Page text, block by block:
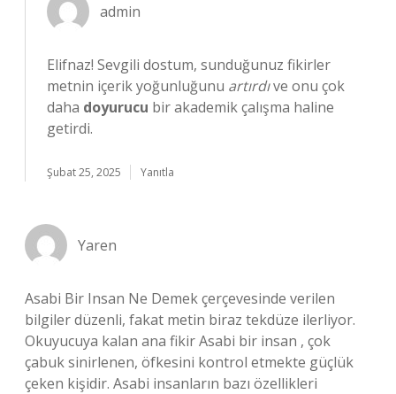
admin
Elifnaz! Sevgili dostum, sunduğunuz fikirler
metnin içerik yoğunluğunu artırdıve onu çok
daha doyurucu bir akademik çalışma haline
getirdi.
Şubat 25, 2025 Yanıtla
Yaren
Asabi Bir Insan Ne Demek çerçevesinde verilen
bilgiler düzenli, fakat metin biraz tekdüze ilerliyor.
Okuyucuya kalan ana fikir Asabi bir insan , çok
çabuk sinirlenen, öfkesini kontrol etmekte güçlük
çeken kişidir. Asabi insanların bazı özellikleri